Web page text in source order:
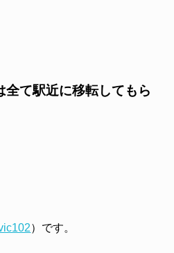
全て駅近に移転してもら
）です。